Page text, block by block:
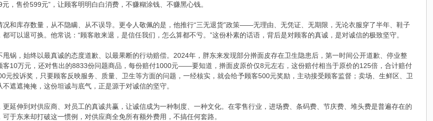
，售价599元”，让顾客明明白白消费，不赚糊涂钱、不赚黑心钱。
和库存数量，从不隐瞒、从不误导。更令人敬佩的是，他推行“三无退货”政策——无理由、无凭证、无期限，无论衣服穿了半年、鞋子
可以退可换。他常说：“顾客敢来退，是信任我们，怎么算都不亏。”这份朴素的话语，背后是对顾客的真诚，是对诚信的极致坚守。
锅，始终以最真诚的态度道歉、以最果断的行动赔偿。2024年，胖东来发现部分擀面皮存在卫生隐患后，第一时间公开道歉、停业整
客10万元，还对售出的8833份问题商品，每份赔付1000元——要知道，擀面皮原价仅8元左右，这份赔付相当于原价的125倍，合计赔付
元投诉奖，只要顾客反映服务、质量、卫生等方面的问题，一经核实，就会给予顾客500元奖励，主动接受顾客监督；卖场、生鲜区、卫
遮遮掩掩，这份坦诚与底气，正是源于对诚信的坚守。
延伸到对供应商、对员工的真诚共赢，让诚信成为一种制度、一种文化。在零售行业，进场费、条码费、节庆费、堆头费是普遍存在的
于东来却打破这一惯例，对供应商全免所有额外费用，不搞任何套路。